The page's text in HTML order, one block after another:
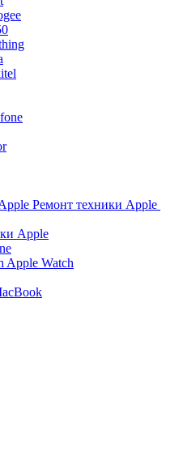
Ремонт техники Apple
Apple
Apple Watch